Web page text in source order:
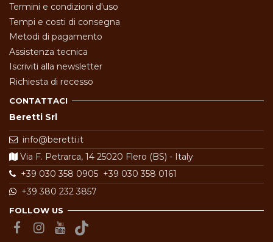
Termini e condizioni d'uso
Tempi e costi di consegna
Metodi di pagamento
Assistenza tecnica
Iscriviti alla newsletter
Richiesta di recesso
CONTATTACI
Beretti Srl
info@beretti.it
Via F. Petrarca, 14 25020 Flero (BS) - Italy
+39 030 358 0905 +39 030 358 0161
+39 380 232 3857
FOLLOW US